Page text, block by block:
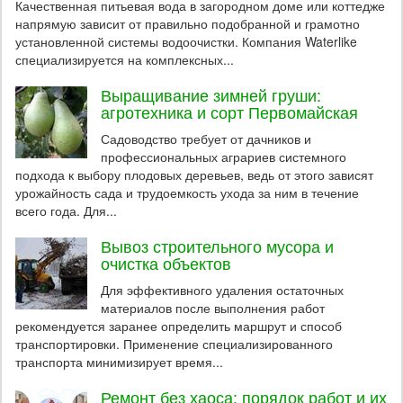
Качественная питьевая вода в загородном доме или коттедже
напрямую зависит от правильно подобранной и грамотно
установленной системы водоочистки. Компания Waterlike
специализируется на комплексных...
Выращивание зимней груши:
агротехника и сорт Первомайская
Садоводство требует от дачников и
профессиональных аграриев системного
подхода к выбору плодовых деревьев, ведь от этого зависят
урожайность сада и трудоемкость ухода за ним в течение
всего года. Для...
Вывоз строительного мусора и
очистка объектов
Для эффективного удаления остаточных
материалов после выполнения работ
рекомендуется заранее определить маршрут и способ
транспортировки. Применение специализированного
транспорта минимизирует время...
Ремонт без хаоса: порядок работ и их